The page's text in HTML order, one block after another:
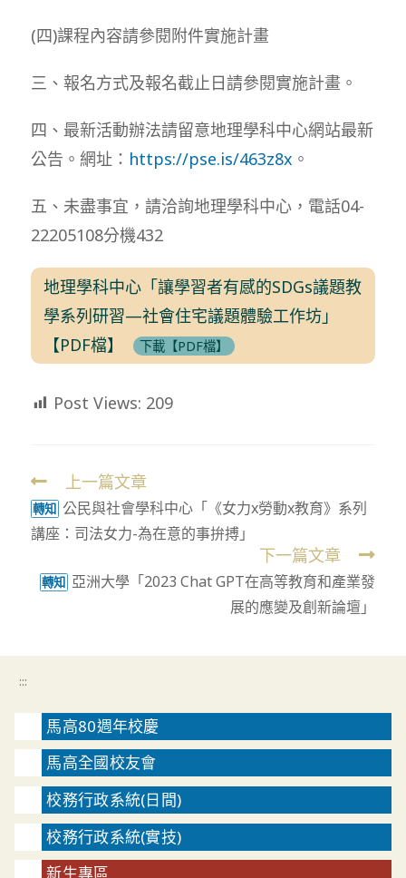
(四)課程內容請參閱附件實施計畫
三、報名方式及報名截止日請參閱實施計畫。
四、最新活動辦法請留意地理學科中心網站最新
公告。網址： https://pse.is/463z8x 。
五、未盡事宜，請洽詢地理學科中心，電話04-
22205108分機432
地理學科中心「讓學習者有感的SDGs議題教
學系列研習—社會住宅議題體驗工作坊」
【PDF檔】
下載【PDF檔】
Post Views: 209
Read
more
articles
上一篇文章
轉知 公民與社會學科中心「《女力x勞動x教育》系列
講座：司法女力-為在意的事拚搏」
下一篇文章
轉知 亞洲大學「2023 Chat GPT在高等教育和產業發
展的應變及創新論壇」
:::
馬高80週年校慶
馬高全國校友會
校務行政系統(日間)
校務行政系統(實技)
新生專區